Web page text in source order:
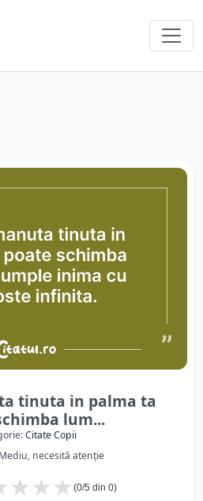
tinuta in palma ta
lum...
Citate Copii
necesită atenție
★
★
★ (0/5 din 0)